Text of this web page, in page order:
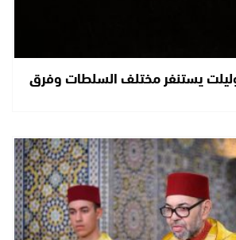
يستنفر مختلف السلطات وفرق